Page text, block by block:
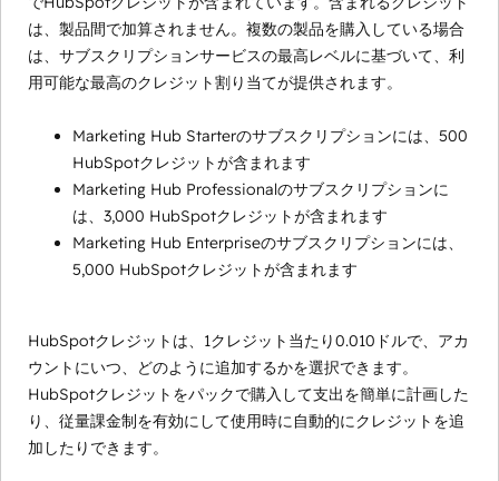
は、製品間で加算されません。複数の製品を購入している場合
は、サブスクリプションサービスの最高レベルに基づいて、利
用可能な最高のクレジット割り当てが提供されます。
Marketing Hub Starterのサブスクリプションには、500
HubSpotクレジットが含まれます
Marketing Hub Professionalのサブスクリプションに
は、3,000 HubSpotクレジットが含まれます
Marketing Hub Enterpriseのサブスクリプションには、
5,000 HubSpotクレジットが含まれます
HubSpotクレジットは、1クレジット当たり0.010ドルで、アカ
ウントにいつ、どのように追加するかを選択できます。
HubSpotクレジットをパックで購入して支出を簡単に計画した
り、従量課金制を有効にして使用時に自動的にクレジットを追
加したりできます。